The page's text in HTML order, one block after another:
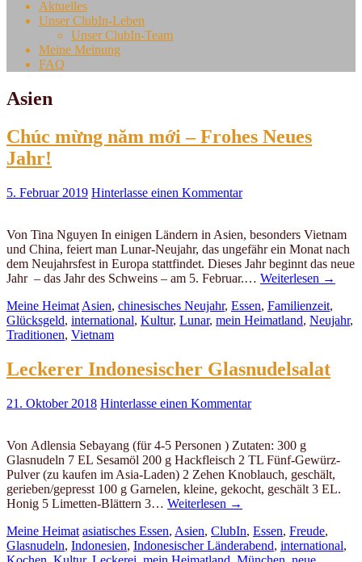
Aktuelles
Unser ClubIn-Leben
Unser ClubIn-Team
Meine Meinung
FAQ
Asien
Chúc mừng năm mới – Frohes Neues
Jahr!
5. Februar 2019 Hinterlasse einen Kommentar
Von Tina Nguyen In einigen Ländern in Asien, besonders Vietnam
und China, feiert man Lunar-Neujahr, das ungefähr ein Monat nach
dem Neujahrsfest in Europa stattfindet. Dieses Jahr beginnt das neue
Jahr – das Jahr des Schweins – am 5. Februar.… Weiterlesen →
Meine Heimat Asien, chinesisches Neujahr, Essen, Familienzeit,
Glücksgeld, international, Kultur, Lunar, mein Heimatland, Neujahr,
Traditionen, Vietnam
Leckerer Indonesischer Glasnudelsalat
21. Oktober 2018 Hinterlasse einen Kommentar
Von Adlensia Sebayang (für 4-5 Personen ) Zutaten: 300 g
Glasnudeln 7 EL Sesamöl 200 g Hackfleisch 2 TL Fünf-Gewürz-
Pulver (zu kaufen im Asia-Laden) 2 Zehen Knoblauch, geschält,
gerieben/gepresst 100 g Garnelen, kleine, gekocht, geschält 3 EL.
Honig 5 Limetten-Blättern 3… Weiterlesen →
Meine Heimat asiatisches Essen, Asien, ClubIn, Essen, Freude,
Glasnudeln, Indonesien, Indonesischer Länderabend, international,